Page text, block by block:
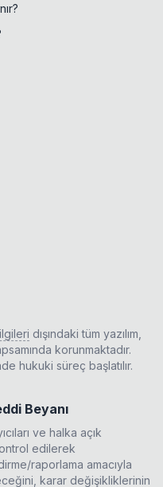
dışındaki tüm yazılım,
korunmaktadır.
hukuki süreç başlatılır.
Beyanı
ve halka açık
edilerek
raporlama amacıyla
karar değişikliklerinin